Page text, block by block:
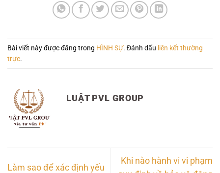
Bài viết này được đăng trong HÌNH SỰ. Đánh dấu liên kết thường
trực.
LUẬT PVL GROUP
Làm sao để xác định yếu
Khi nào hành vi vi phạm